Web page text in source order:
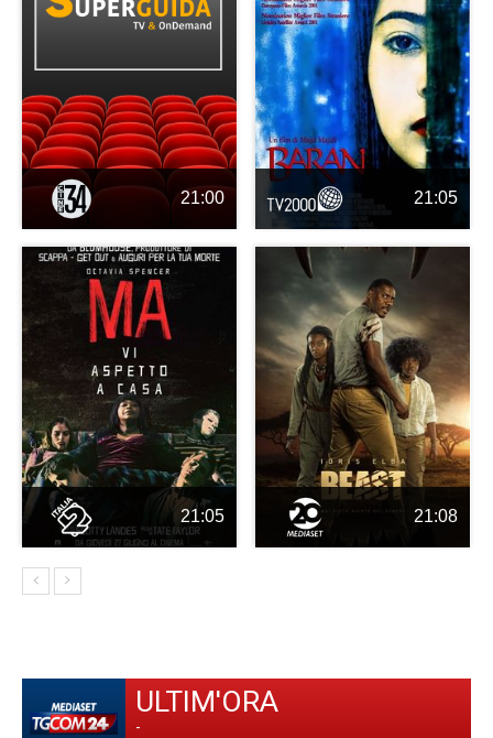
21:00 21:05
21:05 21:08
ULTIM'ORA
-